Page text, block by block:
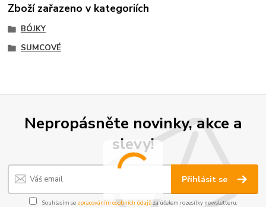
Zboží zařazeno v kategoriích
BÓJKY
SUMCOVÉ
Nepropásněte novinky, akce a
slevy!
Přihlásit se
Souhlasím se zpracováním osobních údajůza účelem rozesílky newsletteru.